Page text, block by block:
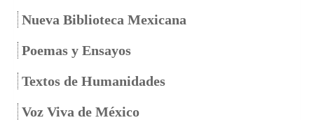
Nueva Biblioteca Mexicana
Poemas y Ensayos
Textos de Humanidades
Voz Viva de México